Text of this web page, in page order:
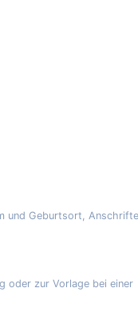
und Geburtsort,
oder zur Vorlage bei einer